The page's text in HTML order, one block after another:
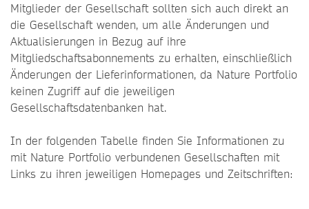
Mitglieder der Gesellschaft sollten sich auch direkt an
die Gesellschaft wenden, um alle Änderungen und
Aktualisierungen in Bezug auf ihre
Mitgliedschaftsabonnements zu erhalten, einschließlich
Änderungen der Lieferinformationen, da Nature Portfolio
keinen Zugriff auf die jeweiligen
Gesellschaftsdatenbanken hat.
In der folgenden Tabelle finden Sie Informationen zu
mit Nature Portfolio verbundenen Gesellschaften mit
Links zu ihren jeweiligen Homepages und Zeitschriften: